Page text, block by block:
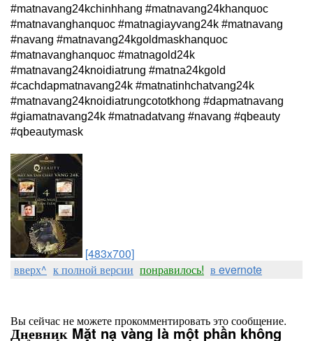
#matnavang24kchinhhang #matnavang24khanquoc
#matnavanghanquoc #matnagiayvang24k #matnavang
#navang #matnavang24kgoldmaskhanquoc
#matnavanghanquoc #matnagold24k
#matnavang24knoidiatrung #matna24kgold
#cachdapmatnavang24k #matnatinhchatvang24k
#matnavang24knoidiatrungcototkhong #dapmatnavang
#giamatnavang24k #matnadatvang #navang #qbeauty
#qbeautymask
[483x700]
вверх^ к полной версии понравилось! в evernote
Вы сейчас не можете прокомментировать это сообщение.
Дневник Mặt nạ vàng là một phần không